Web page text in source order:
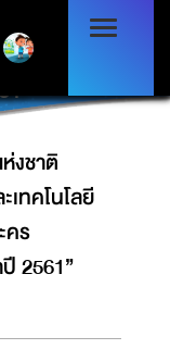
ชาติ (อพวช.)
ลยี เปิดเวที
ศาสตร์ระดับ
งชาติ
ทคโนโลยี
คร
2561”